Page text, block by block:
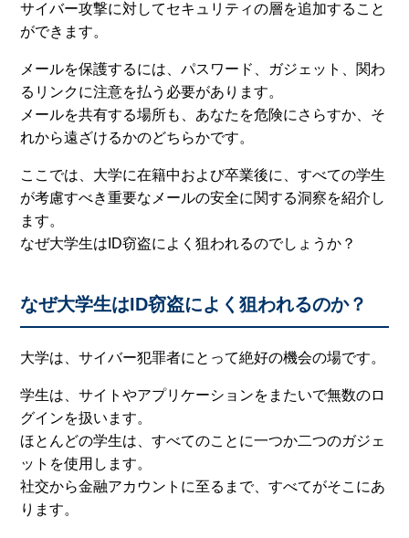
サイバー攻撃に対してセキュリティの層を追加すること
ができます。
メールを保護するには、パスワード、ガジェット、関わ
るリンクに注意を払う必要があります。
メールを共有する場所も、あなたを危険にさらすか、そ
れから遠ざけるかのどちらかです。
ここでは、大学に在籍中および卒業後に、すべての学生
が考慮すべき重要なメールの安全に関する洞察を紹介し
ます。
なぜ大学生はID窃盗によく狙われるのでしょうか？
なぜ大学生はID窃盗によく狙われるのか？
大学は、サイバー犯罪者にとって絶好の機会の場です。
学生は、サイトやアプリケーションをまたいで無数のロ
グインを扱います。
ほとんどの学生は、すべてのことに一つか二つのガジェ
ットを使用します。
社交から金融アカウントに至るまで、すべてがそこにあ
ります。